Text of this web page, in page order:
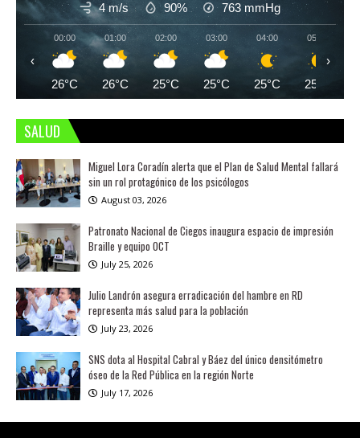
4 m/s 90% 763 mmHg
00:00
26°C
01:00
26°C
02:00
25°C
03:00
25°C
04:00
25°C
05:00
25°C
‹ ›
SALUD
Miguel Lora Coradín alerta que el Plan de Salud Mental fallará
sin un rol protagónico de los psicólogos
August 03, 2026
Patronato Nacional de Ciegos inaugura espacio de impresión
Braille y equipo OCT
July 25, 2026
Julio Landrón asegura erradicación del hambre en RD
representa más salud para la población
July 23, 2026
SNS dota al Hospital Cabral y Báez del único densitómetro
óseo de la Red Pública en la región Norte
July 17, 2026